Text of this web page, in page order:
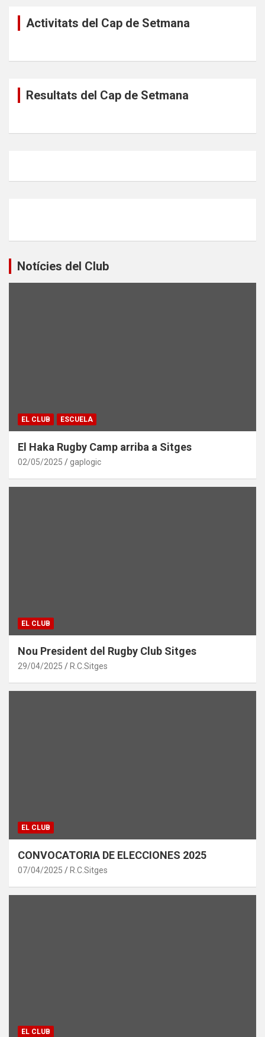
Activitats del Cap de Setmana
Resultats del Cap de Setmana
Notícies del Club
EL CLUB ESCUELA
El Haka Rugby Camp arriba a Sitges
02/05/2025 gaplogic
EL CLUB
Nou President del Rugby Club Sitges
29/04/2025 R.C.Sitges
EL CLUB
CONVOCATORIA DE ELECCIONES 2025
07/04/2025 R.C.Sitges
EL CLUB